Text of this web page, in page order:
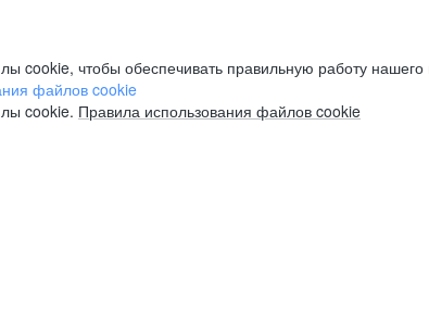
cookie, чтобы обеспечивать правильную работу нашего
файлов cookie
cookie. Правила использования файлов cookie